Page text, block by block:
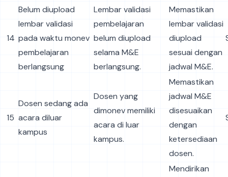
14
Belum diupload
lembar validasi
pada waktu monev
pembelajaran
berlangsung
Lembar validasi
pembelajaran
belum diupload
selama M&E
berlangsung.
Memastikan
lembar validasi
diupload
sesuai dengan
jadwal M&E.
15
Dosen sedang ada
acara diluar
kampus
Dosen yang
dimonev memiliki
acara di luar
kampus.
Memastikan
jadwal M&E
disesuaikan
dengan
ketersediaan
dosen.
Mendirikan